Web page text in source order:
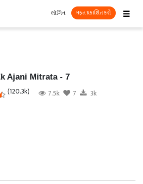
☰
લૉગિન મફત પ્રકાશિત કરો
Ajani Mitrata - 7
(120.3k) 7.5k 7 3k